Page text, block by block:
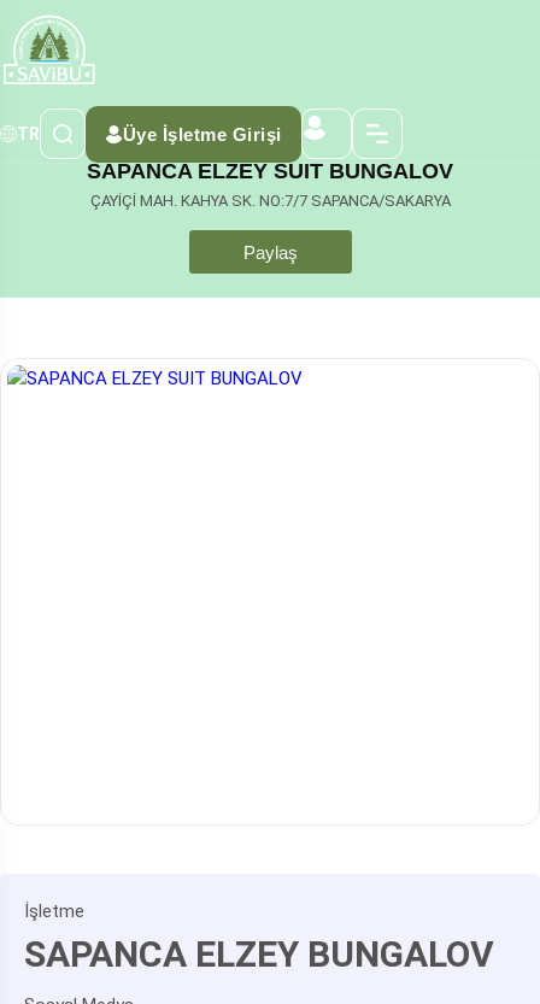
TR Üye İşletme Girişi
SAPANCA ELZEY SUIT BUNGALOV
ÇAYİÇİ MAH. KAHYA SK. NO:7/7 SAPANCA/SAKARYA
Paylaş
İşletme
SAPANCA ELZEY BUNGALOV